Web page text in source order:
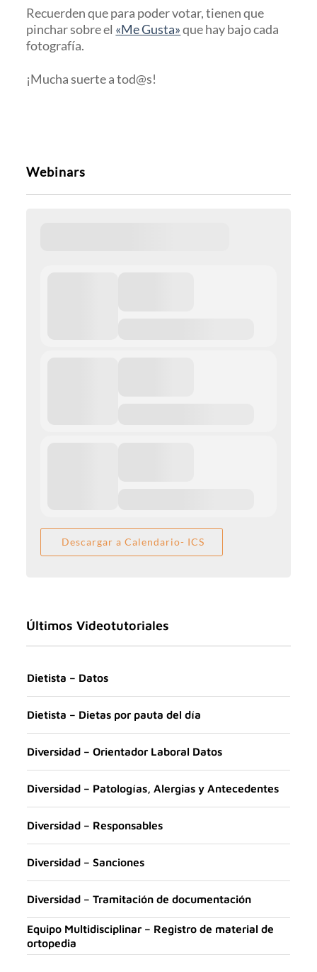
Recuerden que para poder votar, tienen que
pinchar sobre el «Me Gusta»que hay bajo cada
fotografía.
¡Mucha suerte a tod@s!
Webinars
Descargar a Calendario- ICS
Últimos Videotutoriales
Dietista – Datos
Dietista – Dietas por pauta del día
Diversidad – Orientador Laboral Datos
Diversidad – Patologías, Alergias y Antecedentes
Diversidad – Responsables
Diversidad – Sanciones
Diversidad – Tramitación de documentación
Equipo Multidisciplinar – Registro de material de
ortopedia